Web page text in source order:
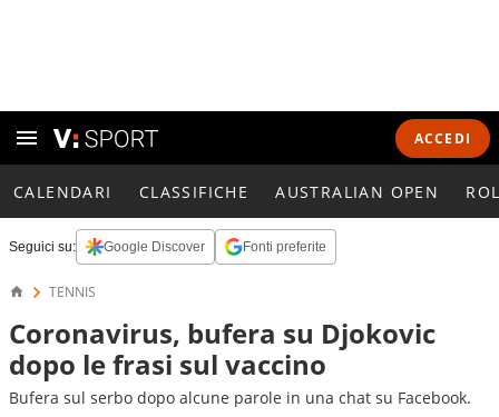
ACCEDI
CALENDARI CLASSIFICHE AUSTRALIAN OPEN
Seguici su: Google Discover Fonti preferite
TENNIS
Coronavirus, bufera su Djokovic
dopo le frasi sul vaccino
Bufera sul serbo dopo alcune parole in una chat su Facebook.